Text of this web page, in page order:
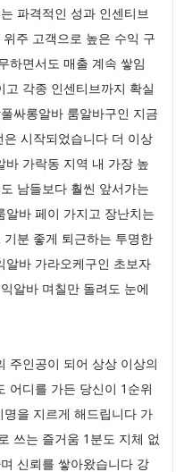
파격적인 성과 인센티브
주 고객으로 높은 수익 구
하면서도 매출 계속 쌓임
각종 인센티브까지 확실
싸롱알바 룸알바구인 지금
시작되었습니다 더 이상
바 가락동 지역 내 가장 높
남들보다 훨씬 앞서가는
바 페이 가지고 장난치는
분 좋게 퇴근하는 투명한
알바 가라오케구인 초보자
알바 며칠만 돌려도 눈에
주인공이 되어 상상 이상의
어디를 가든 당신이 1순위
을 지르게 해드립니다 가
쓰는 즐거움 1분도 지체 없
신뢰를 쌓아왔습니다 강